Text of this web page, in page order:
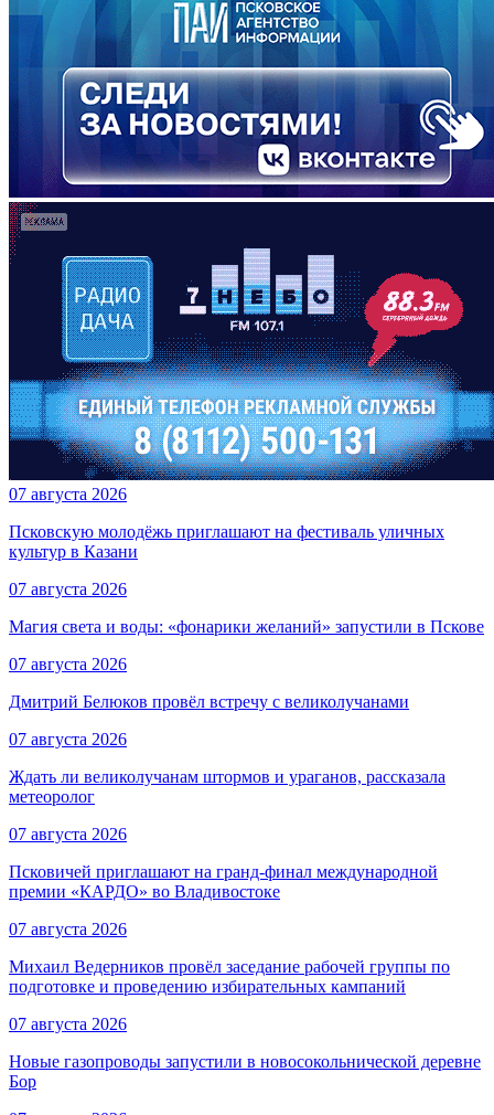
07 августа 2026
Псковскую молодёжь приглашают на фестиваль уличных
культур в Казани
07 августа 2026
Магия света и воды: «фонарики желаний» запустили в Пскове
07 августа 2026
Дмитрий Белюков провёл встречу с великолучанами
07 августа 2026
Ждать ли великолучанам штормов и ураганов, рассказала
метеоролог
07 августа 2026
Псковичей приглашают на гранд‑финал международной
премии «КАРДО» во Владивостоке
07 августа 2026
Михаил Ведерников провёл заседание рабочей группы по
подготовке и проведению избирательных кампаний
07 августа 2026
Новые газопроводы запустили в новосокольнической деревне
Бор